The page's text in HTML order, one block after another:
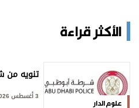
الأكثر قراءة
علوم الدار
تنويه من